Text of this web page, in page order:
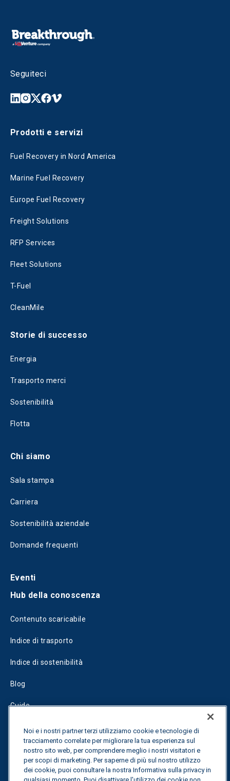
Seguiteci
Prodotti e servizi
Fuel Recovery in Nord America
Marine Fuel Recovery
Europe Fuel Recovery
Freight Solutions
RFP Services
Fleet Solutions
T-Fuel
CleanMile
Storie di successo
Energia
Trasporto merci
Sostenibilità
Flotta
Chi siamo
Sala stampa
Carriera
Sostenibilità aziendale
Domande frequenti
Eventi
Hub della conoscenza
Contenuto scaricabile
Indice di trasporto
Indice di sostenibilità
Blog
Guide
Fuel Savings Calculator
Calcolatore di ottimizzazione dei trasporti
Tracciamento delle tariffe
Noi e i nostri partner terzi utilizziamo cookie e tecnologie di
tracciamento correlate per migliorare la tua esperienza sul
nostro sito web, per comprendere meglio i nostri visitatori e
per scopi di marketing. Per saperne di più sul nostro utilizzo
dei cookie, puoi consultare la nostra Informativa sulla privacy in